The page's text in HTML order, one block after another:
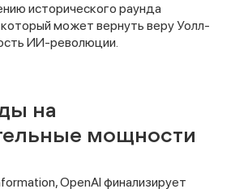
исторического раунда
может вернуть веру Уолл-
ИИ-революции.
на
мощности
OpenAI финализирует